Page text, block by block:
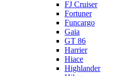
FJ Cruiser
Fortuner
Funcargo
Gaia
GT 86
Harrier
Hiace
Highlander